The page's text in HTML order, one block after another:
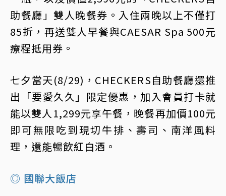
助餐廳」雙人晚餐券。入住兩晚以上不僅打
85折，再送雙人早餐與CAESAR Spa 500元
療程抵用券。
七夕當天(8/29)，CHECKERS自助餐廳還推
出「要愛久久」限定優惠，加入會員打卡就
能以雙人1,299元享午餐，晚餐再加價100元
即可無限吃到現切牛排、壽司、南洋風料
理，還能暢飲紅白酒。
◎ 國聯大飯店